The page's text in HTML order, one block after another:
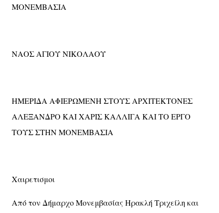
ΜΟΝΕΜΒΑΣΙΑ
ΝΑΟΣ ΑΓΙΟΥ ΝΙΚΟΛΑΟΥ
ΗΜΕΡΙΔΑ ΑΦΙΕΡΩΜΕΝΗ ΣΤΟΥΣ ΑΡΧΙΤΕΚΤΟΝΕΣ
ΑΛΕΞΑΝΔΡΟ ΚΑΙ ΧΑΡΙΣ ΚΑΛΛΙΓΑ ΚΑΙ ΤΟ ΕΡΓΟ
ΤΟΥΣ ΣΤΗΝ ΜΟΝΕΜΒΑΣΙΑ
Χαιρετισμοι
Από τον Δήμαρχο Μονεμβασίας Ηρακλή Τριχείλη και